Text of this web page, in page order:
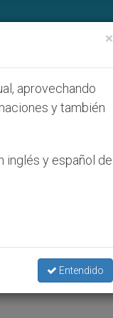
Tierra Santa
×
aprovechando
y también
inglés y español de
Entendido